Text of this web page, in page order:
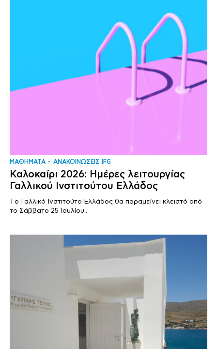
ΜΑΘΗΜΑΤΑ ΑΝΑΚΟΙΝΩΣΕΙΣ IFG
Καλοκαίρι 2026: Ημέρες λειτουργίας
Γαλλικού Ινστιτούτου Ελλάδος
Tο Γαλλικό Ινστιτούτο Ελλάδος θα παραμείνει κλειστό από
το Σάββατο 25 Ιουλίου..